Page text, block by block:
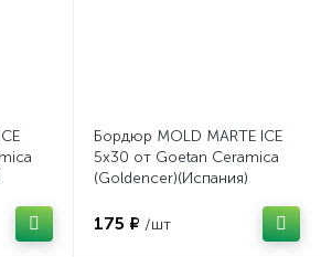
Бордюр MOLD MARTE ICE
5x30 от Goetan Ceramica
(Goldencer)(Испания)
175 ₽ /шт